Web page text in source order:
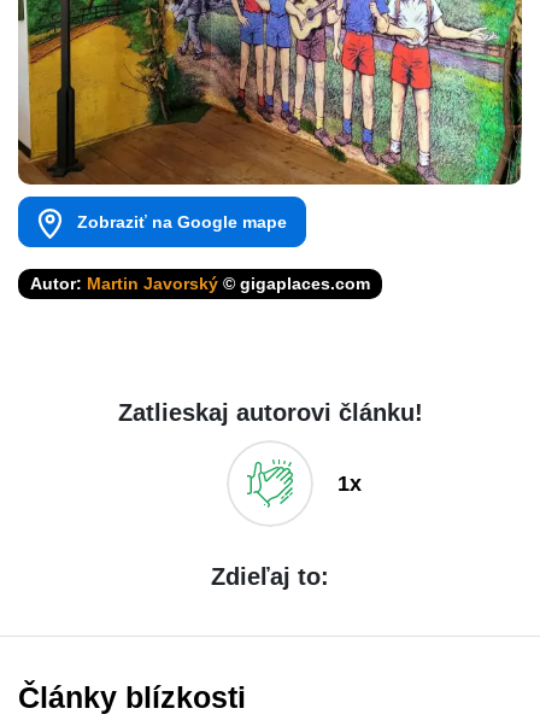
Zobraziť na Google mape
Autor: Martin Javorský © gigaplaces.com
Zatlieskaj autorovi článku!
1x
Zdieľaj to:
Články blízkosti